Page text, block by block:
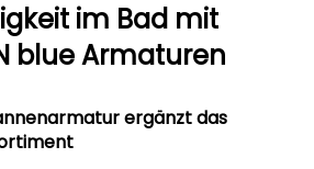
im Bad mit
blue Armaturen
ergänzt das